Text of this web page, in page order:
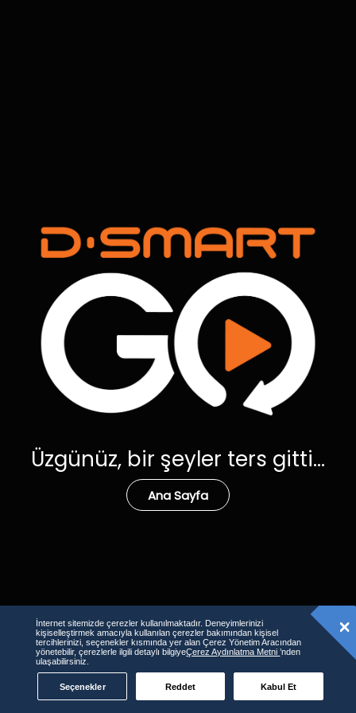
Üzgünüz, bir şeyler ters gitti...
Ana Sayfa
İnternet sitemizde çerezler kullanılmaktadır. Deneyimlerinizi
kişiselleştirmek amacıyla kullanılan çerezler bakımından kişisel
tercihlerinizi, seçenekler kısmında yer alan Çerez Yönetim Aracından
yönetebilir, çerezlerle ilgili detaylı bilgiyeÇerez Aydınlatma Metni’nden
ulaşabilirsiniz.
Seçenekler Reddet Kabul Et